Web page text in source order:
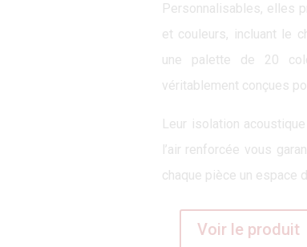
Personnalisables, elles
et couleurs, incluant le
une palette de 20
véritablement conçues
Leur isolation
l’air renforcée vous
chaque pièce un espace
Voir le produit